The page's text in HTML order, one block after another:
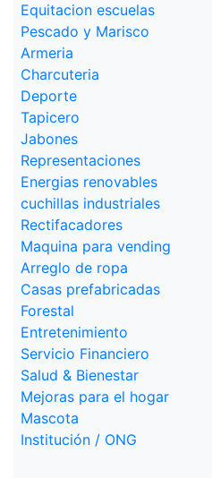
Equitacion escuelas
Pescado y Marisco
Armeria
Charcuteria
Deporte
Tapicero
Jabones
Representaciones
Energias renovables
cuchillas industriales
Rectifacadores
Maquina para vending
Arreglo de ropa
Casas prefabricadas
Forestal
Entretenimiento
Servicio Financiero
Salud & Bienestar
Mejoras para el hogar
Mascota
Institución / ONG